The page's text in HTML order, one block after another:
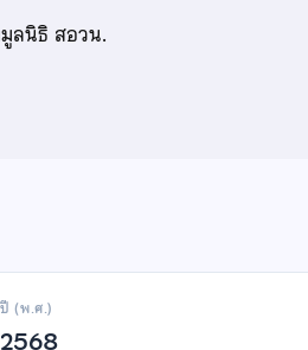
ลนิธิ สอวน.
ปี (พ.ศ.)
2568